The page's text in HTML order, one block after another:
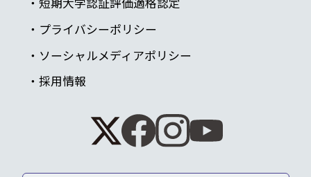
プライバシーポリシー
ソーシャルメディアポリシー
採用情報